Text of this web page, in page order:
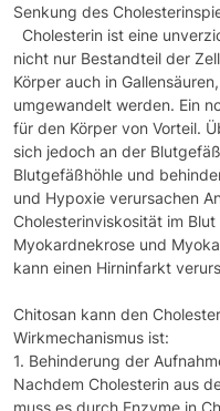
Senkung des
Cholesterin ist eine
nicht nur Bestandteil der
Körper auch in
umgewandelt werden. Ein
für den Körper von Vorteil.
sich jedoch an der
Blutgefäßhöhle und
und Hypoxie verursachen
Cholesterinviskosität im
Myokardnekrose und
kann einen Hirninfarkt
Chitosan kann den
Wirkmechanismus ist:
1. Behinderung der
Nachdem Cholesterin aus